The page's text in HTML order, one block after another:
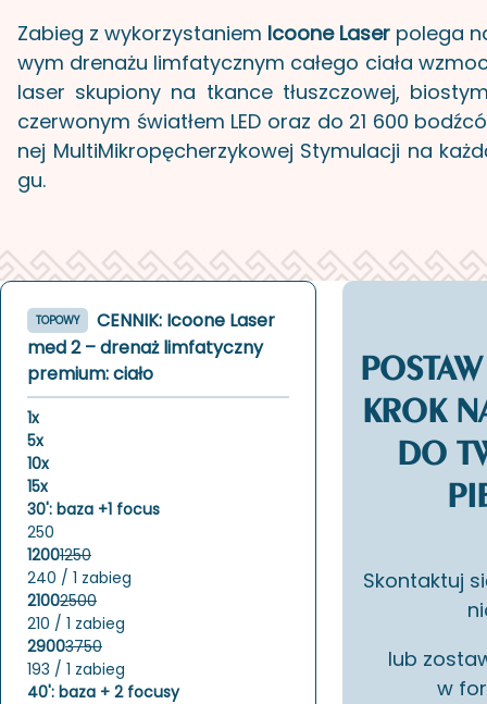
Za­bieg z wykorzystaniem Icoone Laser po­le­ga
wym dre­na­żu lim­fa­tycz­nym ca­łe­go ciała
laser sku­pio­ny na tkan­ce tłusz­czo­wej,
czer­wo­nym świa­tłem LED oraz do 21 600
nej Mul­ti­Mi­kro­pę­che­rzy­ko­wej Sty­mu­la­cji na
gu.
TOPOWY
CENNIK: Icoone Laser
med 2 – drenaż limfatyczny
premium: ciało
1x
5x
10x
15x
30': baza +1 focus
250
12001250
240 / 1 zabieg
21002500
210 / 1 zabieg
29003750
193 / 1 zabieg
40': baza + 2 focusy
KROK
DO
Skon­tak­tuj
lub
w